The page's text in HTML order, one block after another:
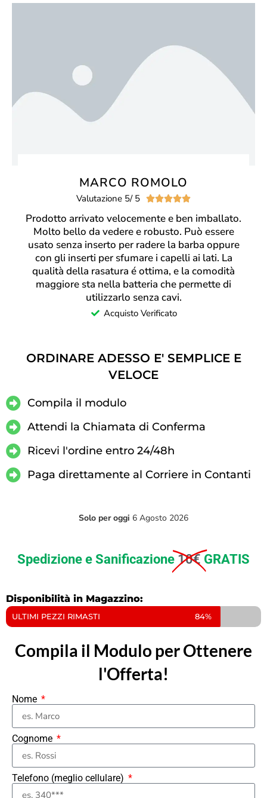
MARCO ROMOLO
Valutazione 5/ 5 
Prodotto arrivato velocemente e ben imballato.
Molto bello da vedere e robusto. Può essere
usato senza inserto per radere la barba oppure
con gli inserti per sfumare i capelli ai lati. La
qualità della rasatura é ottima, e la comodità
maggiore sta nella batteria che permette di
utilizzarlo senza cavi.
Acquisto Verificato
ORDINARE ADESSO E' SEMPLICE E
VELOCE
Compila il modulo
Attendi la Chiamata di Conferma
Ricevi l'ordine entro 24/48h
Paga direttamente al Corriere in Contanti
Solo per oggi 6 Agosto 2026
Spedizione e Sanificazione 10€ GRATIS
Disponibilità in Magazzino:
ULTIMI PEZZI RIMASTI 84%
Compila il Modulo per Ottenere
l'Offerta!
Nome
Cognome
Telefono (meglio cellulare)